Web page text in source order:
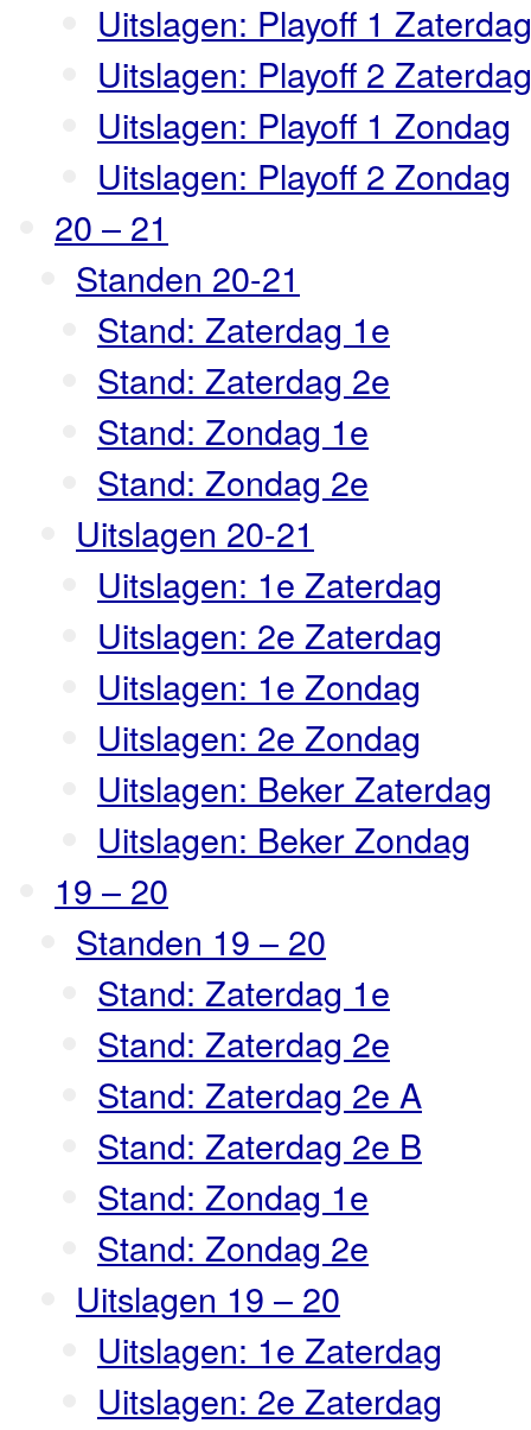
Uitslagen: Playoff 1 Zaterdag
Uitslagen: Playoff 2 Zaterdag
Uitslagen: Playoff 1 Zondag
Uitslagen: Playoff 2 Zondag
20 – 21
Standen 20-21
Stand: Zaterdag 1e
Stand: Zaterdag 2e
Stand: Zondag 1e
Stand: Zondag 2e
Uitslagen 20-21
Uitslagen: 1e Zaterdag
Uitslagen: 2e Zaterdag
Uitslagen: 1e Zondag
Uitslagen: 2e Zondag
Uitslagen: Beker Zaterdag
Uitslagen: Beker Zondag
19 – 20
Standen 19 – 20
Stand: Zaterdag 1e
Stand: Zaterdag 2e
Stand: Zaterdag 2e A
Stand: Zaterdag 2e B
Stand: Zondag 1e
Stand: Zondag 2e
Uitslagen 19 – 20
Uitslagen: 1e Zaterdag
Uitslagen: 2e Zaterdag